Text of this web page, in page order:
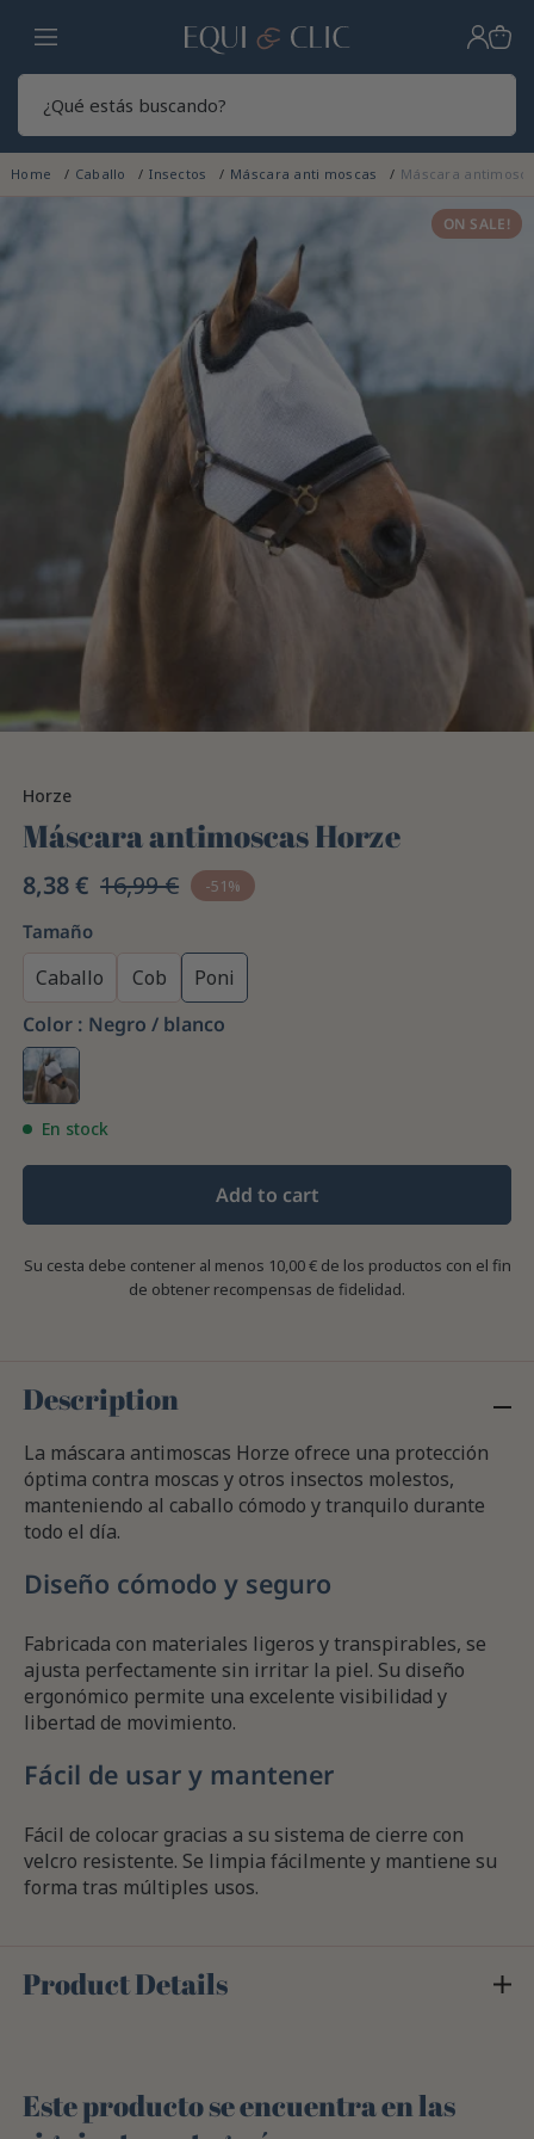
Hogar
Home Caballo Insectos Máscara anti moscas Máscara
ON SALE!
Horze
Máscara antimoscas Horze
8,38 € 16,99 € -51%
Tamaño
Caballo Cob
Poni
Color : Negro / blanco
En stock
Add to cart
Su cesta debe contener al menos 10,00 € de los productos con el fin
de obtener recompensas de fidelidad.
Description
La máscara antimoscas Horze ofrece una protección
óptima contra moscas y otros insectos molestos,
manteniendo al caballo cómodo y tranquilo durante
todo el día.
Diseño cómodo y seguro
Fabricada con materiales ligeros y transpirables, se
ajusta perfectamente sin irritar la piel. Su diseño
ergonómico permite una excelente visibilidad y
libertad de movimiento.
Fácil de usar y mantener
Fácil de colocar gracias a su sistema de cierre con
velcro resistente. Se limpia fácilmente y mantiene su
forma tras múltiples usos.
Product Details
Este producto se encuentra en las